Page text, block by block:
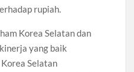
rupiah.
Korea Selatan dan
yang baik
Selatan